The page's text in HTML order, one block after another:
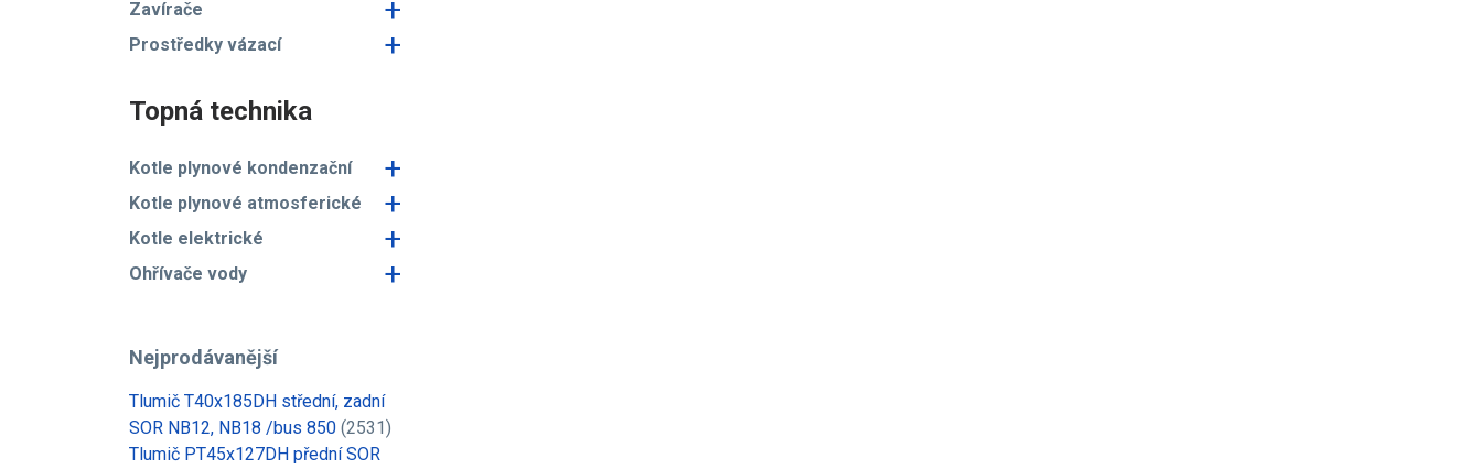
Zavírače +
Prostředky vázací +
Topná technika
Kotle plynové kondenzační +
Kotle plynové atmosferické +
Kotle elektrické +
Ohřívače vody +
Nejprodávanější
Tlumič T40x185DH střední, zadní
SOR NB12, NB18 /bus 850 (2531)
Tlumič PT45x127DH přední SOR